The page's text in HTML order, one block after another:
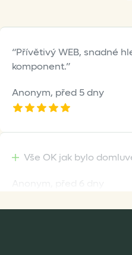
Přívětivý WEB, snadné
komponent.
Anonym, před 5 dny
Vše OK jak bylo